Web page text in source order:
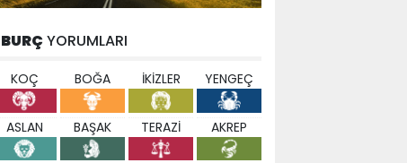
BURÇ YORUMLARI
KOÇ BOĞA İKİZLER YENGEÇ
ASLAN BAŞAK TERAZİ AKREP